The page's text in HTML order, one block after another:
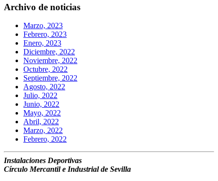
Archivo de noticias
Marzo, 2023
Febrero, 2023
Enero, 2023
Diciembre, 2022
Noviembre, 2022
Octubre, 2022
Septiembre, 2022
Agosto, 2022
Julio, 2022
Junio, 2022
Mayo, 2022
Abril, 2022
Marzo, 2022
Febrero, 2022
Instalaciones Deportivas
Círculo Mercantil e Industrial de Sevilla